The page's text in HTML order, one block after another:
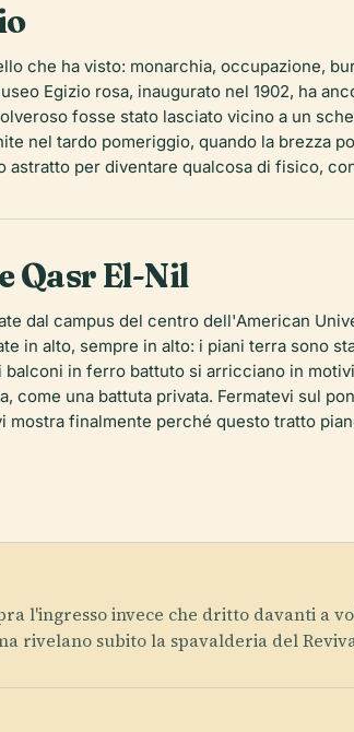
che ha visto: monarchia, occupazione,
Egizio rosa, inaugurato nel 1902, ha
fosse stato lasciato vicino a un
nel tardo pomeriggio, quando la brezza
per diventare qualcosa di fisico,
Qasr El-Nil
dal campus del centro dell'American
in alto, sempre in alto: i piani terra sono
in ferro battuto si arricciano in
come una battuta privata. Fermatevi sul
mostra finalmente perché questo tratto
l'ingresso invece che dritto davanti a
rivelano subito la spavalderia del